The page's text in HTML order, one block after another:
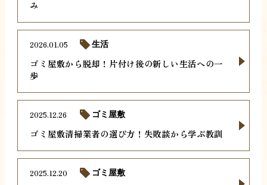
み
ゴミ屋敷から脱却！片付け後の新しい生活への一
歩
2026.01.05 生活
ゴミ屋敷清掃業者の選び方！失敗談から学ぶ教訓
2025.12.26 ゴミ屋敷
2025.12.20 ゴミ屋敷